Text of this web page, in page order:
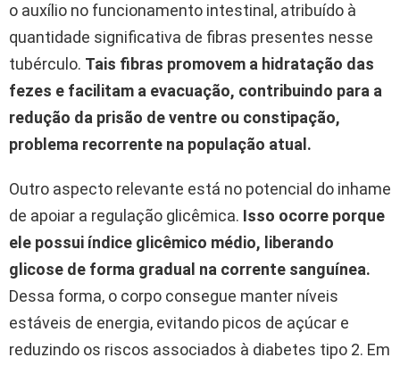
o auxílio no funcionamento intestinal, atribuído à
quantidade significativa de fibras presentes nesse
tubérculo. Tais fibras promovem a hidratação das
fezes e facilitam a evacuação, contribuindo para a
redução da prisão de ventre ou constipação,
problema recorrente na população atual.
Outro aspecto relevante está no potencial do inhame
de apoiar a regulação glicêmica. Isso ocorre porque
ele possui índice glicêmico médio, liberando
glicose de forma gradual na corrente sanguínea.
Dessa forma, o corpo consegue manter níveis
estáveis de energia, evitando picos de açúcar e
reduzindo os riscos associados à diabetes tipo 2. Em